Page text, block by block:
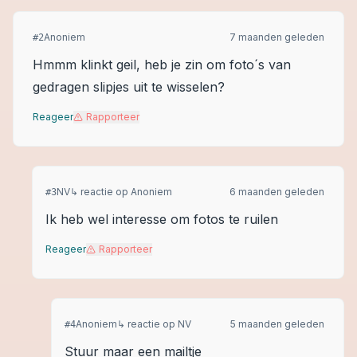
#2Anoniem 7 maanden geleden
Hmmm klinkt geil, heb je zin om foto´s van
gedragen slipjes uit te wisselen?
Reageer Rapporteer
#3NV↳ reactie op Anoniem 6 maanden geleden
Ik heb wel interesse om fotos te ruilen
Reageer Rapporteer
#4Anoniem ↳ reactie op NV 5 maanden geleden
Stuur maar een mailtje